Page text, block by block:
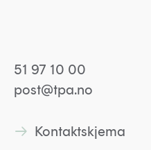
51 97 10 00
post@tpa.no
Lenke til kontaktskjema
Kontaktskjema